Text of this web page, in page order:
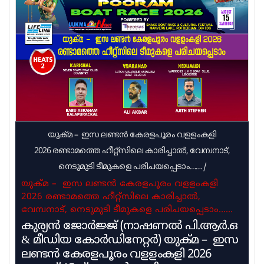
നിന്ന് ലഭിക്കുന്ന വിവരം
ചോദ്യങ്ങള്‍ ചോര്‍ന്നത്. ഉദ്യോഗസ്ഥര്‍ക്ക്
ദേഹപരിശോധനയോ സിസിടിവി നിരീക്ഷണമോ
ഉണ്ടായിരുന്നില്ലെന്ന സുരക്ഷാ വീഴ്ച സിബിഐ
കുറ്റപത്രത്തില്‍ ചൂണ്ടിക്കാട്ടുന്നു. എന്‍ടിഎയിലെ മൂന്ന്
വിഷയ വിദഗ്ധരായ മനീഷ മന്ധാരെ,
യുക്മ – ഇസ ലണ്ടൻ കേരളപൂരം വളളംകളി
2026 രണ്ടാമത്തെ ഹീറ്റ്സിലെ കാരിച്ചാൽ, വേമ്പനാട്,
നെടുമുടി ടീമുകളെ പരിചയപ്പെടാം……/
യുക്മ – ഇസ ലണ്ടൻ കേരളപൂരം വളളംകളി
2026 രണ്ടാമത്തെ ഹീറ്റ്സിലെ കാരിച്ചാൽ,
വേമ്പനാട്, നെടുമുടി ടീമുകളെ പരിചയപ്പെടാം……
കുര്യൻ ജോർജ്ജ് (നാഷണൽ പി.ആർ.ഒ
& മീഡിയ കോർഡിനേറ്റർ) യുക്മ – ഇസ
ലണ്ടൻ കേരളപൂരം വളളംകളി 2026